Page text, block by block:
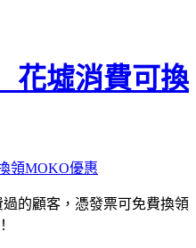
花墟消費可換
的顧客，憑發票可免費換領